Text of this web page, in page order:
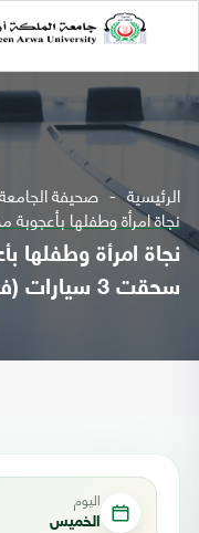
الرئيسية صحيفة الجامعة
نجاة امرأة وطفلها بأعجوبة من
نجاة امرأة وطفلها
سحقت 3 سيارات (فيديو)
اليوم
الخميس